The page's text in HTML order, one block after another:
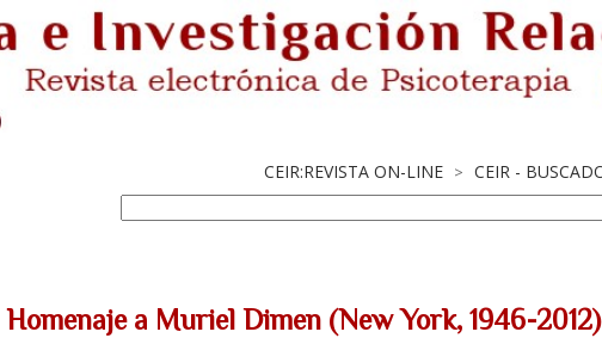
CEIR:REVISTA ON-LINE > CEIR -
Homenaje a Muriel Dimen (New York, 1946-